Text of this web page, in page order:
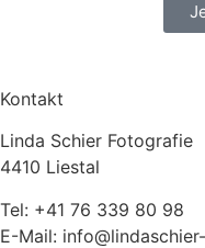
Kontakt
Linda Schier Fotografie
4410 Liestal
Tel: +41 76 339 80 98
E-Mail: